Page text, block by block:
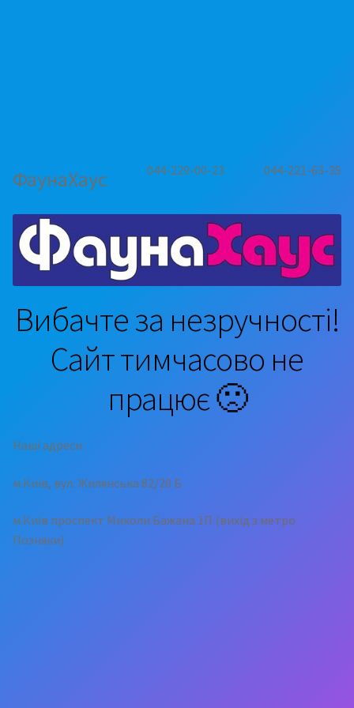
ФаунаХаус 044-229-00-23 044-221-63-35
Вибачте за незручності!
Сайт тимчасово не
працює 🙁
Наші адреси
м.Київ, вул. Жилянська 82/20 Б
м.Київ проспект Миколи Бажана 1П (вихід з метро
Позняки)